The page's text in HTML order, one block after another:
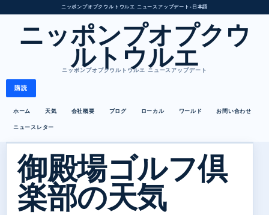
ニッポンプオプクウルトウルエ ニュースアップデート • 日本語
ニッポンプオプクウ
ルトウルエ
ニッポンプオプクウルトウルエ ニュースアップデート
購読
ホーム 天気 会社概要 ブログ ローカル ワールド お問い合わせ
ニュースレター
御殿場ゴルフ倶
楽部の天気